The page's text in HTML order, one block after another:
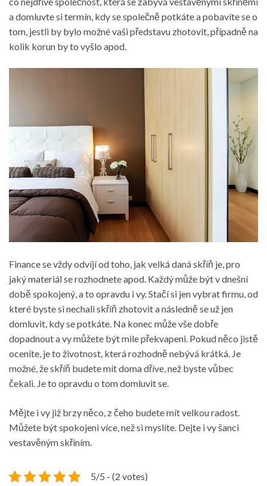
a domluvte si termín, kdy se společně potkáte a pobavíte se o
tom, jestli by bylo možné vaši představu zhotovit, případně na
kolik korun by to vyšlo apod.
Finance se vždy odvíjí od toho, jak velká daná skříň je, pro
jaký materiál se rozhodnete apod. Každý může být v dnešní
době spokojený, a to opravdu i vy. Stačí si jen vybrat firmu, od
které byste si nechali skříň zhotovit a následně se už jen
domluvit, kdy se potkáte. Na konec může vše dobře
dopadnout a vy můžete být mile překvapeni. Pokud něco jistě
oceníte, je to životnost, která rozhodně nebývá krátká. Je
možné, že skříň budete mít doma dříve, než byste vůbec
čekali. Je to opravdu o tom domluvit se.
Mějte i vy již brzy něco, z čeho budete mít velkou radost.
Můžete být spokojeni více, než si myslíte. Dejte i vy šanci
vestavěným skříním.
5/5 - (2 votes)